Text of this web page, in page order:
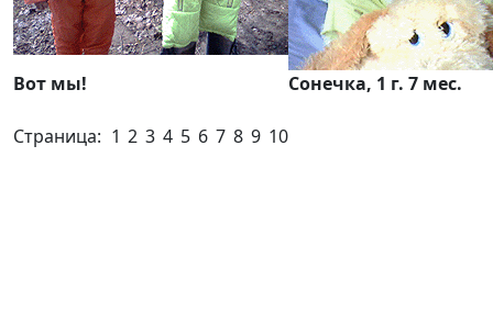
Вот мы! Сонечка, 1 г. 7 мес.
Страница: 1 2 3 4 5 6 7 8 9 10